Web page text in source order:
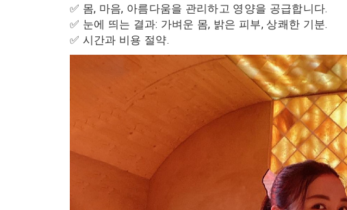
✅ 몸, 마음, 아름다움을 관리하고 영양을 공급합니다.
✅ 눈에 띄는 결과: 가벼운 몸, 밝은 피부, 상쾌한 기분.
✅ 시간과 비용 절약.